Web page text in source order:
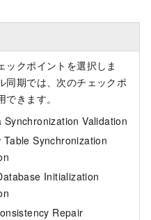
ックポイントを選択しま
同期では、次のチェックポ
きます。
Synchronization Validation
Table Synchronization
Initialization
Repair